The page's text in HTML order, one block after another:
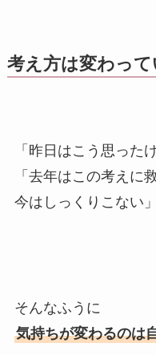
考え方は変わって
「昨日はこう思った
「去年はこの考えに
今はしっくりこない」
そんなふうに
気持ちが変わるのは